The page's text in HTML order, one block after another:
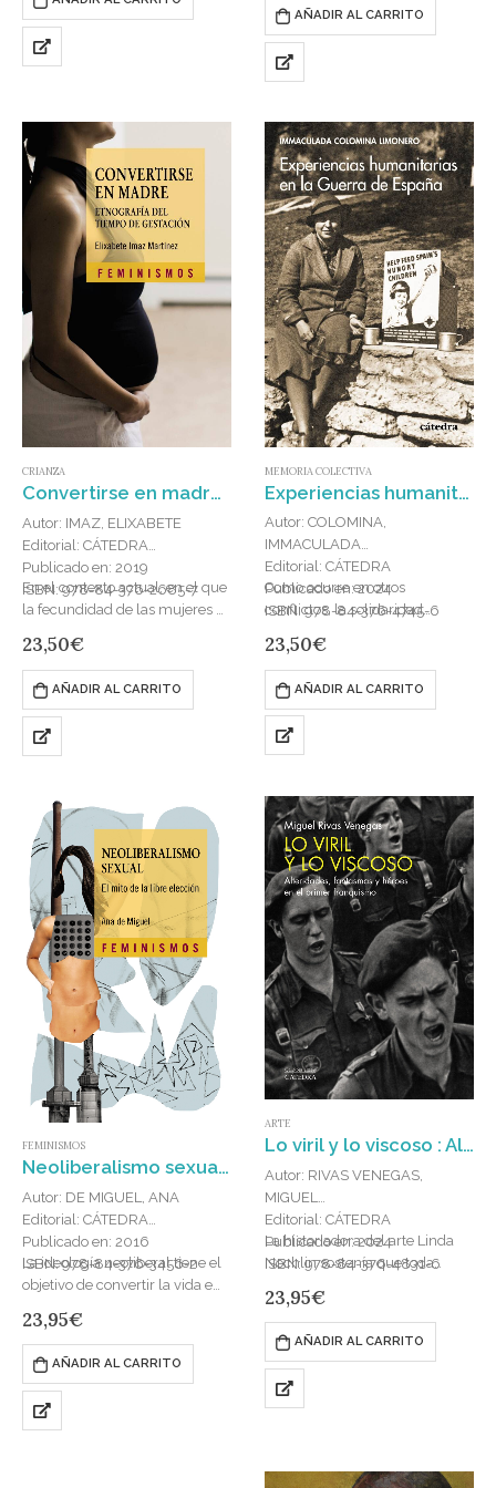
coherencia a…
AÑADIR AL CARRITO
CRIANZA
Convertirse en madre : Etnografía del tiempo de gestación
Autor: IMAZ, ELIXABETE
Editorial: CÁTEDRA
Publicado en: 2019
ISBN: 978-84-376-2685-7
En el contexto actual, en el que
la fecundidad de las mujeres y
planteando como problemas
políticos…
23,50€
AÑADIR AL CARRITO
MEMORIA COLECTIVA
Experiencias humanitarias en la Guerra de España : C
Autor: COLOMINA,
IMMACULADA
Editorial: CÁTEDRA
Publicado en: 2024
ISBN: 978-84-376-4745-6
Como ocurre en otros
conflictos, la solidaridad
salvar y proteger muchas vidas.
El colosal movimiento de
población refugiada interior
atrajo…
23,50€
AÑADIR AL CARRITO
FEMINISMOS
Neoliberalismo sexual : El mito de la libre elección
Autor: DE MIGUEL, ANA
Editorial: CÁTEDRA
Publicado en: 2016
ISBN: 978-84-376-3456-2
La ideología neoliberal tiene el
objetivo de convertir la vida en
humanos. En ese sentido, la
conversión de…
23,95€
AÑADIR AL CARRITO
ARTE
Lo viril y lo viscoso : Alteridades, fantasmas y héroes en el primer franquismo
Autor: RIVAS VENEGAS,
MIGUEL
Editorial: CÁTEDRA
Publicado en: 2024
ISBN: 978-84-376-4831-6
La historiadora del arte Linda
Nochlin sostenía que toda
política de género, específica de
un determinado periodo y…
23,95€
AÑADIR AL CARRITO